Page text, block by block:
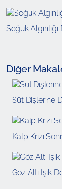
Soğuk
Diğer
Süt Dişlerine
Kalp Krizi
Göz Altı Işık